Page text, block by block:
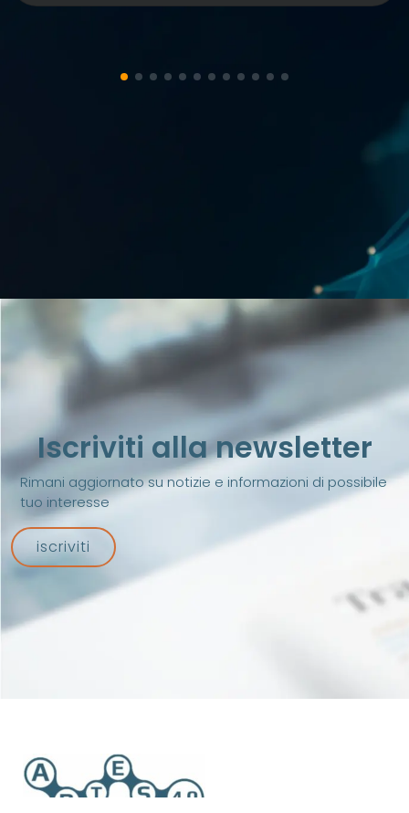
Iscriviti alla newsletter
Rimani aggiornato su notizie e informazioni di possibile
tuo interesse
iscriviti